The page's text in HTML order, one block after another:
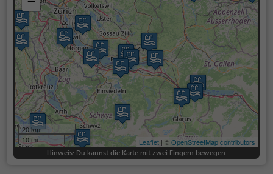
20 km
10 mi
Leaflet | ©OpenStreetMap contributors
Hinweis: Du kannst die Karte mit zwei Fingern bewegen.